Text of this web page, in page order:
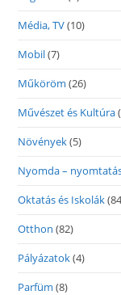
Média, TV(10)
Mobil(7)
Műköröm (26)
Művészet és Kultúra
Növények(5)
Nyomda –
Oktatás és Iskolák
Otthon (82)
Pályázatok(4)
Parfüm (8)